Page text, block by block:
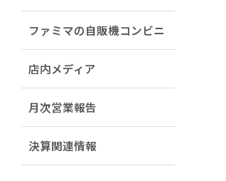
ファミマの自販機コンビニ
店内メディア
月次営業報告
決算関連情報